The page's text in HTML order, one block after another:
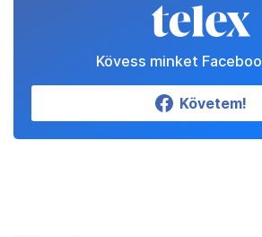
Kövess minket
Követem!